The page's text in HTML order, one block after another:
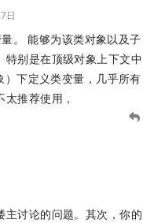
日
。 能够为该类对象以及子
特别是在顶级对象上下文中
下定义类变量，几乎所有
推荐使用，
主讨论的问题。其次，你的